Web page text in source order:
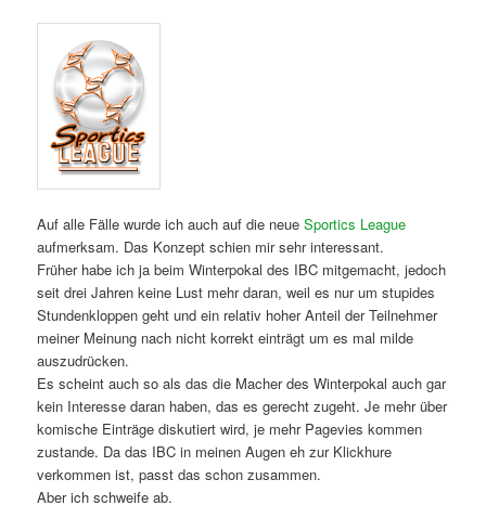
Auf alle Fälle wurde ich auch auf die neueSportics League
aufmerksam. Das Konzept schien mir sehr interessant.
Früher habe ich ja beim Winterpokal des IBC mitgemacht, jedoch
seit drei Jahren keine Lust mehr daran, weil es nur um stupides
Stundenkloppen geht und ein relativ hoher Anteil der Teilnehmer
meiner Meinung nach nicht korrekt einträgt um es mal milde
auszudrücken.
Es scheint auch so als das die Macher des Winterpokal auch gar
kein Interesse daran haben, das es gerecht zugeht. Je mehr über
komische Einträge diskutiert wird, je mehr Pagevies kommen
zustande. Da das IBC in meinen Augen eh zur Klickhure
verkommen ist, passt das schon zusammen.
Aber ich schweife ab.